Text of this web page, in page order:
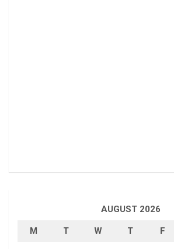
AUGUST 2026
M T W T F